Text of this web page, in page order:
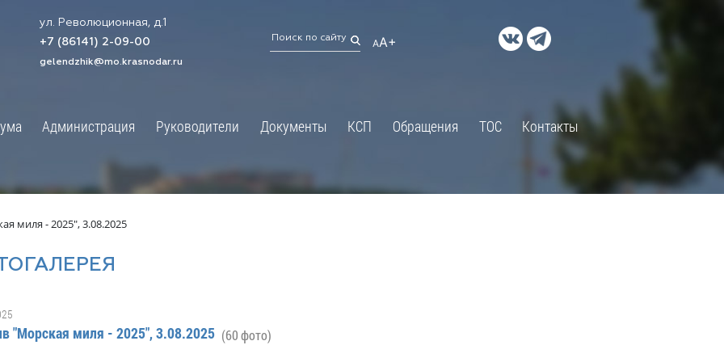
ул. Революционная, д.1
+7 (86141) 2-09-00
gelendzhik@mo.krasnodar.ru
АA+
Администрация Руководители Документы КСП Обращения ТОС Контакты
×
информация
организации
График приёмов граждан
депутатами
Сведения о доходах, расходах, об
ДОКУМЕНТЫ
Правовые акты и их экспертиза
Экспертиза действующих
нормативных правовых актов
Оценка применения
миля - 2025", 3.08.2025
"Морская миля - 2025", 3.08.2025 (60 фото)